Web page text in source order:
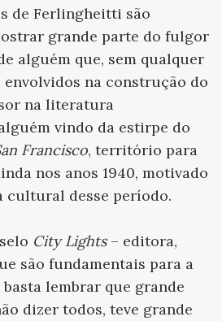
de Ferlingheitti são
grande parte do fulgor
alguém que, sem qualquer
na construção do
na literatura
vindo da estirpe do
Francisco, território para
nos anos 1940, motivado
cultural desse período.
City Lights– editora,
são fundamentais para a
lembrar que grande
dizer todos, teve grande